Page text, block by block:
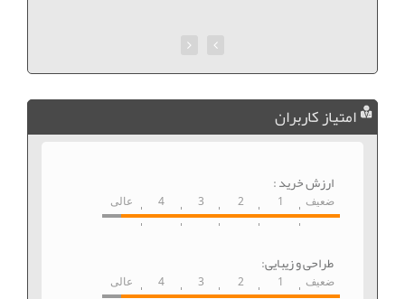
امتیاز کاربران
ارزش خرید :
ضعیف 1
2
3
4 عالی
طراحی و زیبایی:
ضعیف 1
2
3
4 عالی